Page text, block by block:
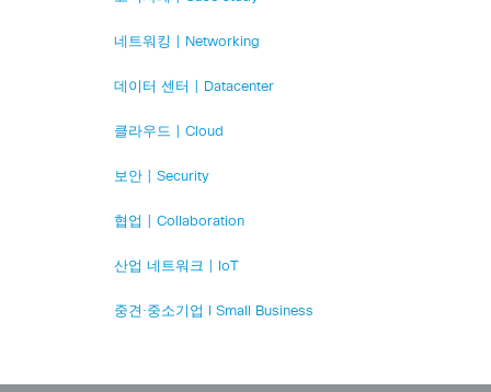
네트워킹 | Networking
데이터 센터 | Datacenter
클라우드 | Cloud
보안 | Security
협업 | Collaboration
산업 네트워크 | IoT
중견·중소기업 l Small Business